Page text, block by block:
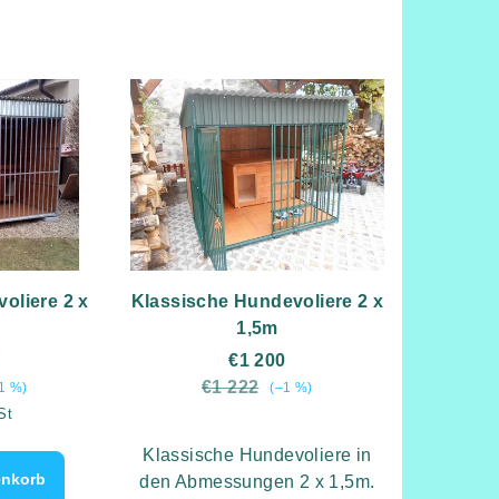
2 x
%)
Klassische Hundevoliere 2 x
1,5m
€1 200
€1 222
(–1 %)
Klassische Hundevoliere in
den Abmessungen 2 x 1,5m.